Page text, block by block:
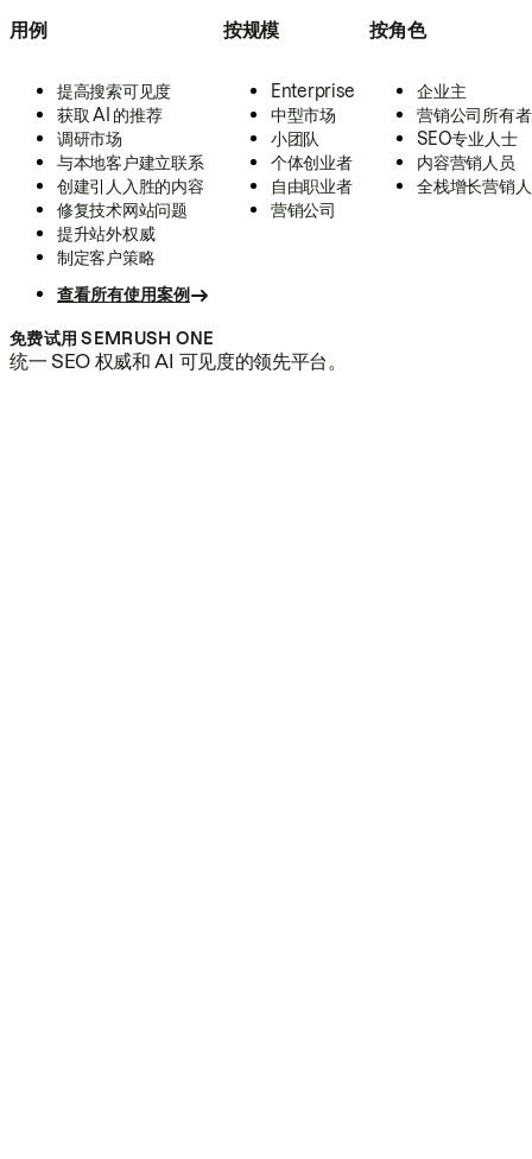
用例
提高搜索可见度
获取 AI 的推荐
调研市场
与本地客户建立联系
创建引人入胜的内容
修复技术网站问题
提升站外权威
制定客户策略
查看所有使用案例
按规模
Enterprise
中型市场
小团队
个体创业者
自由职业者
营销公司
按角色
企业主
营销公司所有者
SEO专业人士
内容营销人员
全栈增长营销
免费试用 SEMRUSH ONE
统一 SEO 权威和 AI 可见度的领先平台。